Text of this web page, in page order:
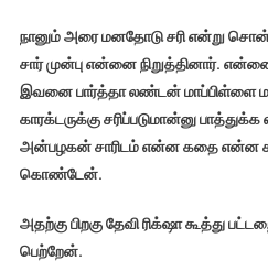
நானும் அரை மனதோடு சரி என்று
சார் முன்பு என்னை நிறுத்தினார்.
இவனை பார்த்தா லண்டன் மாப்பிள்ளை
காரக்டருக்கு சரிப்படுமான்னு
அன்பழகன் சாரிடம் என்ன கதை என்ன
கொண்டேன்.
அதற்கு பிறகு தேவி ரிக்‌ஷா கூத்து
பெற்றேன்.